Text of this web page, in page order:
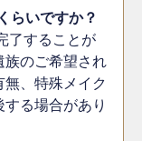
らいですか？
了することが
族のご希望され
、特殊メイク
る場合があり